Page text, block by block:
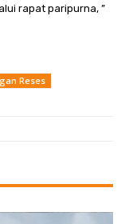
rapat paripurna, ”
Reses